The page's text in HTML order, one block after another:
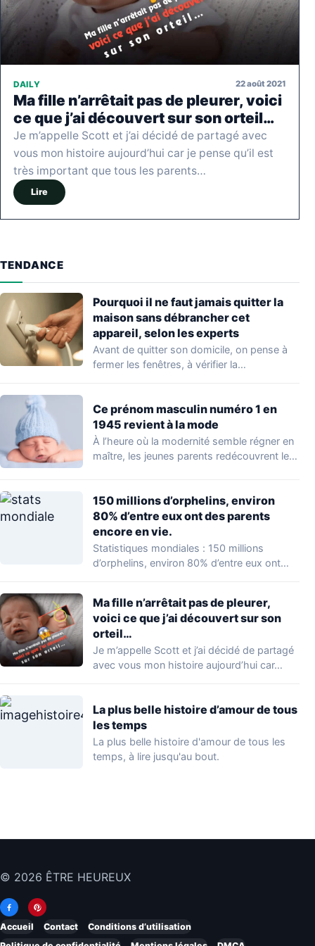
DAILY 22 août 2021
Ma fille n’arrêtait pas de pleurer, voici
ce que j’ai découvert sur son orteil…
Je m’appelle Scott et j’ai décidé de partagé avec
vous mon histoire aujourd’hui car je pense qu’il est
très important que tous les parents…
Lire
TENDANCE
Pourquoi il ne faut jamais quitter la
maison sans débrancher cet
appareil, selon les experts
Avant de quitter son domicile, on pense à
fermer les fenêtres, à vérifier la…
Ce prénom masculin numéro 1 en
1945 revient à la mode
À l’heure où la modernité semble régner en
maître, les jeunes parents redécouvrent le…
150 millions d’orphelins, environ
80% d’entre eux ont des parents
encore en vie.
Statistiques mondiales : 150 millions
d’orphelins, environ 80% d’entre eux ont
Ma fille n’arrêtait pas de pleurer,
voici ce que j’ai découvert sur son
orteil…
Je m’appelle Scott et j’ai décidé de partagé
avec vous mon histoire aujourd’hui car…
La plus belle histoire d’amour de tous
les temps
La plus belle histoire d'amour de tous les
temps, à lire jusqu'au bout.
© 2026 ÊTRE HEUREUX
Accueil Contact
Conditions d’utilisation